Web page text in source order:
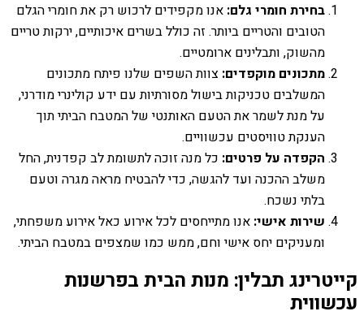
בחירת חומרי גלם: אנו מקפידים לרכוש רק את חומרי הגלם
הטובים והטריים ביותר. זה כולל בשרים איכותיים, ירקות טריים
מהשוק, ותבלינים ארומטיים.
מתכונים מוקפדים: צוות השפים שלנו פיתח מתכונים
המשלבים טכניקות בישול מסורתיות עם ידע קולינרי מודרני,
על מנת לשמר את הטעם האותנטי של המטבח הביתי תוך
הענקת טוויסטים עכשוויים.
הקפדה על פרטים: כל מנה זוכה לתשומת לב קפדנית, החל
משלב ההכנה ועד להגשה, כדי להבטיח מראה מגרה וטעם
בלתי נשכח.
שירות אישי: אנו מתייחסים לכל אירוע כאל אירוע משפחתי,
ומעניקים יחס אישי וחם, ממש כמו שמצפים במטבח הביתי.
קייטרינג תבלין: מנות הבית בפרשנות
עכשווית